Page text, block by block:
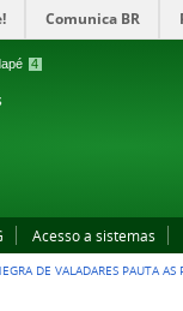
4
Comunica BR
Acesso a sistemas
DE VALADARES PAUTA AS